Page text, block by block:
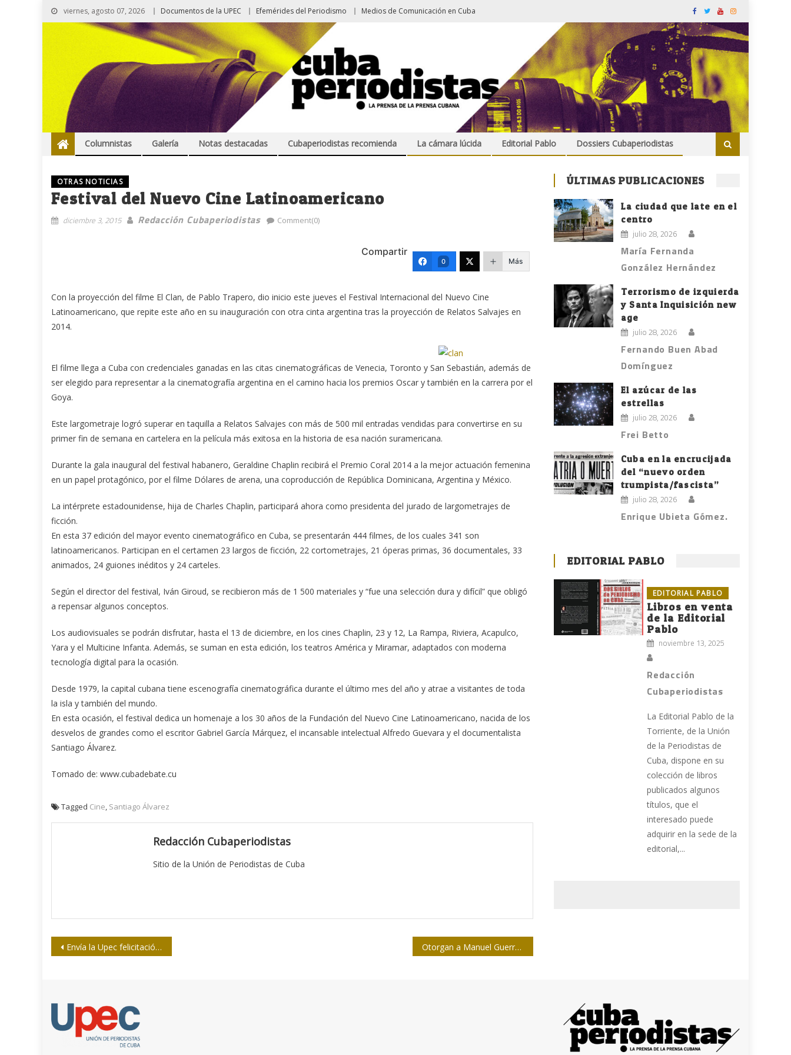
viernes, agosto 07, 2026 Documentos de la UPEC Efemérides del Periodismo Medios de Comunicación en Cuba
Columnistas Galería Notas destacadas Cubaperiodistas recomienda La cámara lúcida Editorial Pablo Dossiers Cubaperiodistas
OTRAS NOTICIAS
Festival del Nuevo Cine Latinoamericano
diciembre 3, 2015 Redacción Cubaperiodistas Comment(0)
Compartir
0 Más
Con la proyección del filme El Clan, de Pablo Trapero, dio inicio este jueves el Festival Internacional del Nuevo Cine
Latinoamericano, que repite este año en su inauguración con otra cinta argentina tras la proyección de Relatos Salvajes en
2014.
El filme llega a Cuba con credenciales ganadas en las citas cinematográficas de Venecia, Toronto y San Sebastián, además de
ser elegido para representar a la cinematografía argentina en el camino hacia los premios Oscar y también en la carrera por el
Goya.
Este largometraje logró superar en taquilla a Relatos Salvajes con más de 500 mil entradas vendidas para convertirse en su
primer fin de semana en cartelera en la película más exitosa en la historia de esa nación suramericana.
Durante la gala inaugural del festival habanero, Geraldine Chaplin recibirá el Premio Coral 2014 a la mejor actuación femenina
en un papel protagónico, por el filme Dólares de arena, una coproducción de República Dominicana, Argentina y México.
La intérprete estadounidense, hija de Charles Chaplin, participará ahora como presidenta del jurado de largometrajes de
ficción.
En esta 37 edición del mayor evento cinematográfico en Cuba, se presentarán 444 filmes, de los cuales 341 son
latinoamericanos. Participan en el certamen 23 largos de ficción, 22 cortometrajes, 21 óperas primas, 36 documentales, 33
animados, 24 guiones inéditos y 24 carteles.
Según el director del festival, Iván Giroud, se recibieron más de 1 500 materiales y “fue una selección dura y difícil” que obligó
a repensar algunos conceptos.
Los audiovisuales se podrán disfrutar, hasta el 13 de diciembre, en los cines Chaplin, 23 y 12, La Rampa, Riviera, Acapulco,
Yara y el Multicine Infanta. Además, se suman en esta edición, los teatros América y Miramar, adaptados con moderna
tecnología digital para la ocasión.
Desde 1979, la capital cubana tiene escenografía cinematográfica durante el último mes del año y atrae a visitantes de toda
la isla y también del mundo.
En esta ocasión, el festival dedica un homenaje a los 30 años de la Fundación del Nuevo Cine Latinoamericano, nacida de los
desvelos de grandes como el escritor Gabriel García Márquez, el incansable intelectual Alfredo Guevara y el documentalista
Santiago Álvarez.
Tomado de: www.cubadebate.cu
Tagged Cine, Santiago Álvarez
Redacción Cubaperiodistas
Sitio de la Unión de Periodistas de Cuba
Navegación
Envía la Upec felicitación a los trabajadores cubanos de la salud Otorgan a Manuel Guerrero Premio Ramal de la Prensa Escrita por la Obra de la Vida
ÚLTIMAS PUBLICACIONES
La ciudad que late en el
centro
julio 28, 2026
María Fernanda
González Hernández
Terrorismo de izquierda
y Santa Inquisición new
age
julio 28, 2026
Fernando Buen Abad
Domínguez
El azúcar de las
estrellas
julio 28, 2026
Frei Betto
Cuba en la encrucijada
del “nuevo orden
trumpista/fascista”
julio 28, 2026
Enrique Ubieta Gómez.
EDITORIAL PABLO
EDITORIAL PABLO
Libros en venta
de la Editorial
Pablo
noviembre 13, 2025
Redacción
Cubaperiodistas
La Editorial Pablo de la
Torriente, de la Unión
de la Periodistas de
Cuba, dispone en su
colección de libros
publicados algunos
títulos, que el
interesado puede
adquirir en la sede de la
editorial,...